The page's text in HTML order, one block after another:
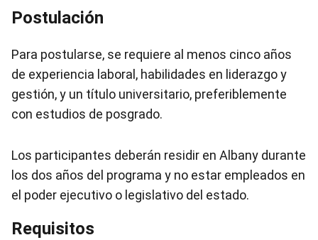
Postulación
Para postularse, se requiere al menos cinco años
de experiencia laboral, habilidades en liderazgo y
gestión, y un título universitario, preferiblemente
con estudios de posgrado.
Los participantes deberán residir en Albany durante
los dos años del programa y no estar empleados en
el poder ejecutivo o legislativo del estado.
Requisitos